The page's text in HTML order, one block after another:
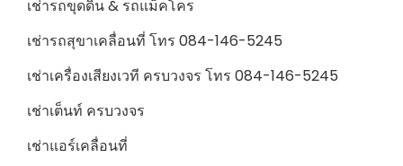
เช่ารถขุดดิน & รถแม็คโคร
เช่ารถสุขาเคลื่อนที่ โทร 084-146-5245
เช่าเครื่องเสียงเวที ครบวงจร โทร 084-146-5245
เช่าเต็นท์ ครบวงจร
เช่าแอร์เคลื่อนที่